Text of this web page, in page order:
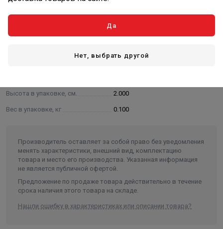
15.000
Высота в упаковке, см. 2.000
Вес в упаковке, кг 0.100
Производитель оставляет за собой право без уведомления
менять характеристики, внешний вид, комплектацию
товара и место его производства. Указанная информация
не является публичной офертой.
Предложение по продаже товара действительно в течение
срока наличия этого товара на складе.
Нашли ошибку в характеристиках или описании товара?
Да
Нет, выбрать другой